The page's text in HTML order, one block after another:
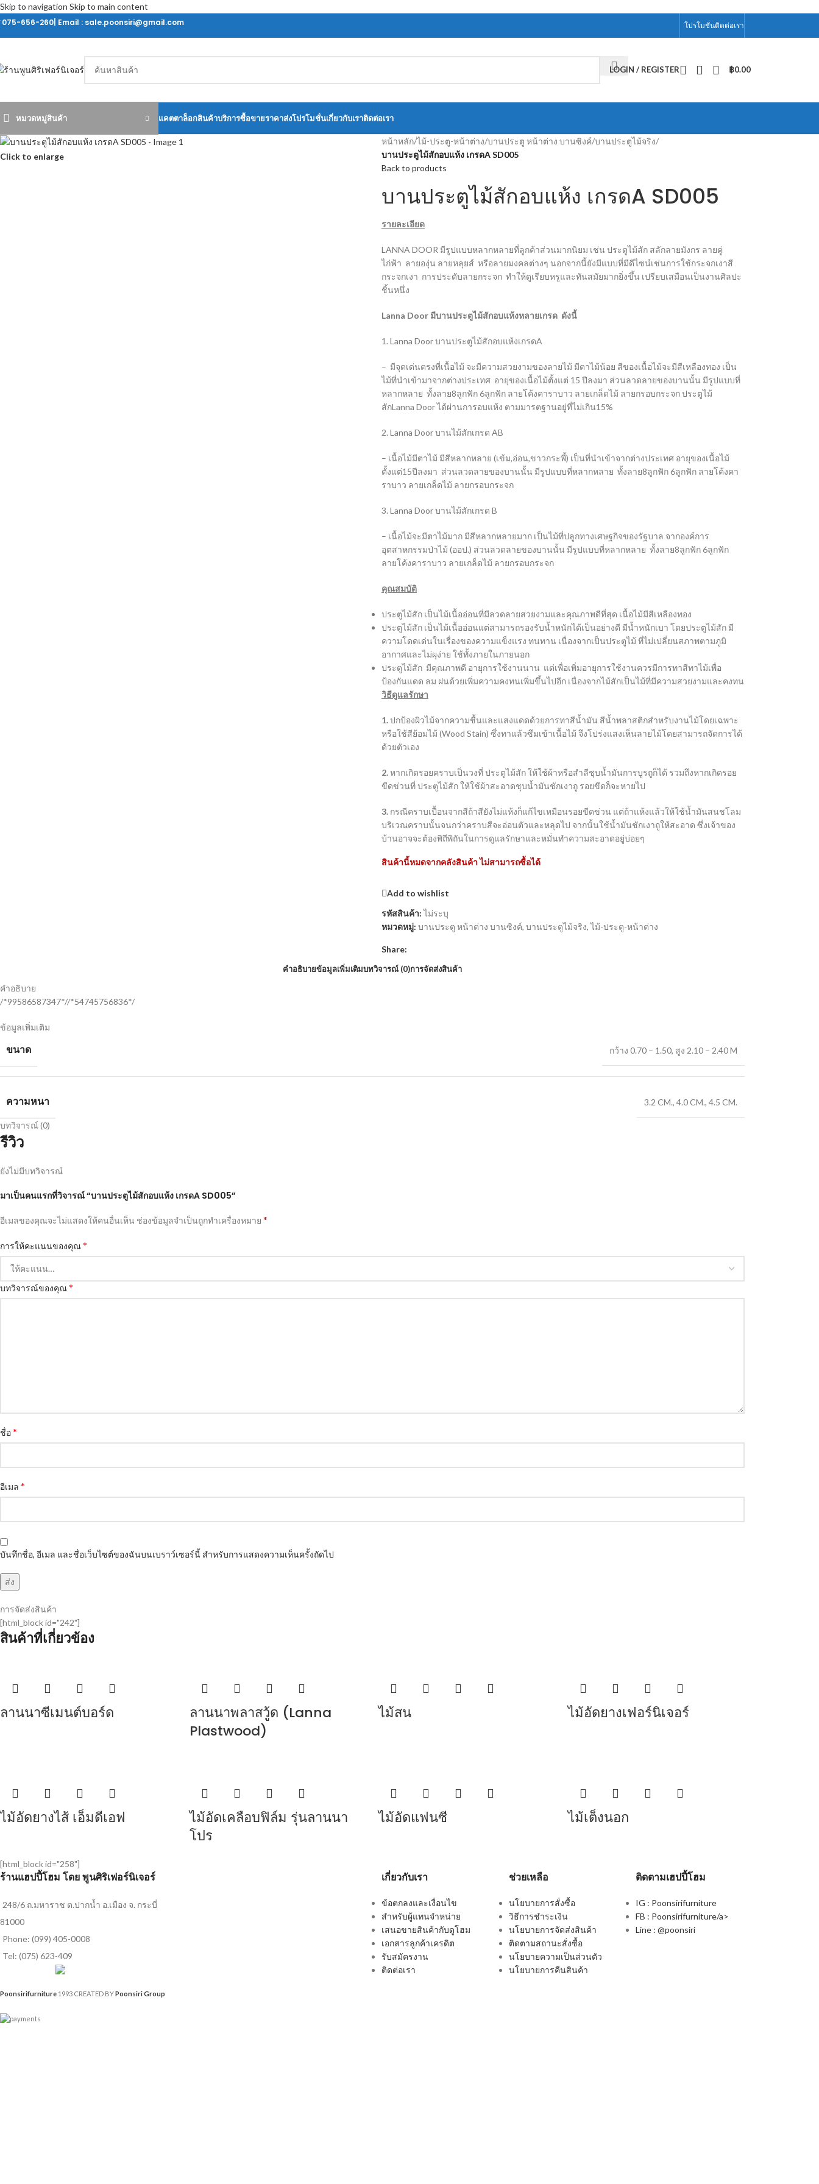
Skip to navigation Skip to main content
075-656-260| Email : sale.poonsiri@gmail.com
โปรโมชั่นติดต่อเรา
LOGIN / REGISTER ฿0.00
หมวดหมู่สินค้า แคตตาล็อกสินค้าบริการซื้อขายราคาส่งโปรโมชั่นเกี่ยวกับเราติดต่อเรา
Click to enlarge
หน้าหลัก/ไม้-ประตู-หน้าต่าง/บานประตู หน้าต่าง บานซิงค์/บานประตูไม้จริง/
บานประตูไม้สักอบแห้ง เกรดA SD005
Back to products
บานประตูไม้สักอบแห้ง เกรดA SD005
รายละเอียด
LANNA DOOR มีรูปแบบหลากหลายที่ลูกค้าส่วนมากนิยม เช่น ประตูไม้สัก สลักลายมังกร ลายคู่
ไก่ฟ้า ลายองุ่น ลายหลุยส์ หรือลายมงคลต่างๆ นอกจากนี้ยังมีแบบที่มีดีไซน์เช่นการใช้กระจกเงาสี
กระจกเงา การประดับลายกระจก ทำให้ดูเรียบหรูและทันสมัยมากยิ่งขึ้น เปรียบเสมือนเป็นงานศิลปะ
ชิ้นหนึ่ง
Lanna Door มีบานประตูไม้สักอบแห้งหลายเกรด ดังนี้
1. Lanna Door บานประตูไม้สักอบแห้งเกรดA
– มีจุดเด่นตรงที่เนื้อไม้ จะมีความสวยงามของลายไม้ มีตาไม้น้อย สีของเนื้อไม้จะมีสีเหลืองทอง เป็น
ไม้ที่นำเข้ามาจากต่างประเทศ อายุของเนื้อไม้ตั้งแต่ 15 ปีลงมา ส่วนลวดลายของบานนั้น มีรูปแบบที่
หลากหลาย ทั้งลาย8ลูกฟัก 6ลูกฟัก ลายโค้งคาราบาว ลายเกล็ดไม้ ลายกรอบกระจก ประตูไม้
สักLanna Door ได้ผ่านการอบแห้ง ตามมารตฐานอยู่ที่ไม่เกิน15%
2. Lanna Door บานไม้สักเกรด AB
– เนื้อไม้มีตาไม้ มีสีหลากหลาย (เข้ม,อ่อน,ขาวกระพี้) เป็นที่นำเข้าจากต่างประเทศ อายุของเนื้อไม้
ตั้งแต่15ปีลงมา ส่วนลวดลายของบานนั้น มีรูปแบบที่หลากหลาย ทั้งลาย8ลูกฟัก 6ลูกฟัก ลายโค้งคา
ราบาว ลายเกล็ดไม้ ลายกรอบกระจก
3. Lanna Door บานไม้สักเกรด B
– เนื้อไม้จะมีตาไม้มาก มีสีหลากหลายมาก เป็นไม้ที่ปลูกทางเศษฐกิจของรัฐบาล จากองค์การ
อุตสาหกรรมป่าไม้ (ออป.) ส่วนลวดลายของบานนั้น มีรูปแบบที่หลากหลาย ทั้งลาย8ลูกฟัก 6ลูกฟัก
ลายโค้งคาราบาว ลายเกล็ดไม้ ลายกรอบกระจก
คุณสมบัติ
ประตูไม้สัก เป็นไม้เนื้ออ่อนที่มีลวดลายสวยงามและคุณภาพดีที่สุด เนื้อไม้มีสีเหลืองทอง
ประตูไม้สัก เป็นไม้เนื้ออ่อนแต่สามารถรองรับน้ำหนักได้เป็นอย่างดี มีน้ำหนักเบา โดยประตูไม้สัก มี
ความโดดเด่นในเรื่องของความแข็งแรง ทนทาน เนื่องจากเป็นประตูไม้ ที่ไม่เปลี่ยนสภาพตามภูมิ
อากาศและไม่ผุง่าย ใช้ทั้งภายในภายนอก
ประตูไม้สัก มีคุณภาพดี อายุการใช้งานนาน แต่เพื่อเพิ่มอายุการใช้งานควรมีการทาสีทาไม้เพื่อ
ป้องกันแดด ลม ฝนด้วยเพิ่มความคงทนเพิ่มขึ้นไปอีก เนื่องจากไม้สักเป็นไม้ที่มีความสวยงามและคงทน
วิธีดูแลรักษา
1.ปกป้องผิวไม้จากความชื้นและแสงแดดด้วยการทาสีน้ำมัน สีน้ำพลาสติกสำหรับงานไม้โดยเฉพาะ
หรือใช้สีย้อมไม้ (Wood Stain) ซึ่งทาแล้วซึมเข้าเนื้อไม้ จึงโปร่งแสงเห็นลายไม้โดยสามารถจัดการได้
ด้วยตัวเอง
2.หากเกิดรอยคราบเป็นวงที่ ประตูไม้สัก ให้ใช้ผ้าหรือสำลีชุบน้ำมันการบูรถูก็ได้ รวมถึงหากเกิดรอย
ขีดข่วนที่ ประตูไม้สัก ให้ใช้ผ้าสะอาดชุบน้ำมันชักเงาถู รอยขีดก็จะหายไป
3.กรณีคราบเปื้อนจากสีถ้าสียังไม่แห้งก็แก้ไขเหมือนรอยขีดข่วน แต่ถ้าแห้งแล้วให้ใช้น้ำมันสนชโลม
บริเวณคราบนั้นจนกว่าคราบสีจะอ่อนตัวและหลุดไป จากนั้นใช้น้ำมันชักเงาถูให้สะอาด ซึ่งเจ้าของ
บ้านอาจจะต้องพิถีพิถันในการดูแลรักษาและหมั่นทำความสะอาดอยู่บ่อยๆ
สินค้านี้หมดจากคลังสินค้า ไม่สามารถซื้อได้
Add to wishlist
รหัสสินค้า:ไม่ระบุ
หมวดหมู่: บานประตู หน้าต่าง บานซิงค์, บานประตูไม้จริง, ไม้-ประตู-หน้าต่าง
Share:
คำอธิบายข้อมูลเพิ่มเติมบทวิจารณ์ (0)การจัดส่งสินค้า
คำอธิบาย
/*99586587347*//*54745756836*/
ข้อมูลเพิ่มเติม
ขนาด กว้าง 0.70 – 1.50, สูง 2.10 – 2.40 M
ความหนา 3.2 CM., 4.0 CM., 4.5 CM.
บทวิจารณ์ (0)
รีวิว
ยังไม่มีบทวิจารณ์
มาเป็นคนแรกที่วิจารณ์ “บานประตูไม้สักอบแห้ง เกรดA SD005”
อีเมลของคุณจะไม่แสดงให้คนอื่นเห็น ช่องข้อมูลจำเป็นถูกทำเครื่องหมาย *
การให้คะแนนของคุณ*
บทวิจารณ์ของคุณ*
ชื่อ*
อีเมล *
บันทึกชื่อ, อีเมล และชื่อเว็บไซต์ของฉันบนเบราว์เซอร์นี้ สำหรับการแสดงความเห็นครั้งถัดไป
การจัดส่งสินค้า
[html_block id="242"]
สินค้าที่เกี่ยวข้อง
ลานนาซีเมนต์บอร์ด
ลานนาพลาสวู้ด (Lanna
Plastwood)
ไม้สน ไม้อัดยางเฟอร์นิเจอร์
ไม้อัดยางไส้ เอ็มดีเอฟ
ไม้อัดเคลือบฟิล์ม รุ่นลานนา
โปร
ไม้อัดแฟนซี ไม้เต็งนอก
[html_block id="258"]
ร้านแฮปปี้โฮม โดย พูนศิริเฟอร์นิเจอร์
248/6 ถ.มหาราช ต.ปากน้ำ อ.เมือง จ. กระบี่
81000
Phone: (099) 405-0008
Tel: (075) 623-409
เกี่ยวกับเรา
ข้อตกลงและเงื่อนไข
สำหรับผู้แทนจำหน่าย
เสนอขายสินค้ากับดูโฮม
เอกสารลูกค้าเครดิต
รับสมัครงาน
ติดต่อเรา
ช่วยเหลือ
นโยบายการสั่งซื้อ
วิธีการชำระเงิน
นโยบายการจัดส่งสินค้า
ติดตามสถานะสั่งซื้อ
นโยบายความเป็นส่วนตัว
นโยบายการคืนสินค้า
ติดตามเฮปปี้โฮม
IG : Poonsirifurniture
FB : Poonsirifurniture/a>
Line : @poonsiri
Poonsirifurniture 1993 CREATED BYPoonsiri Group